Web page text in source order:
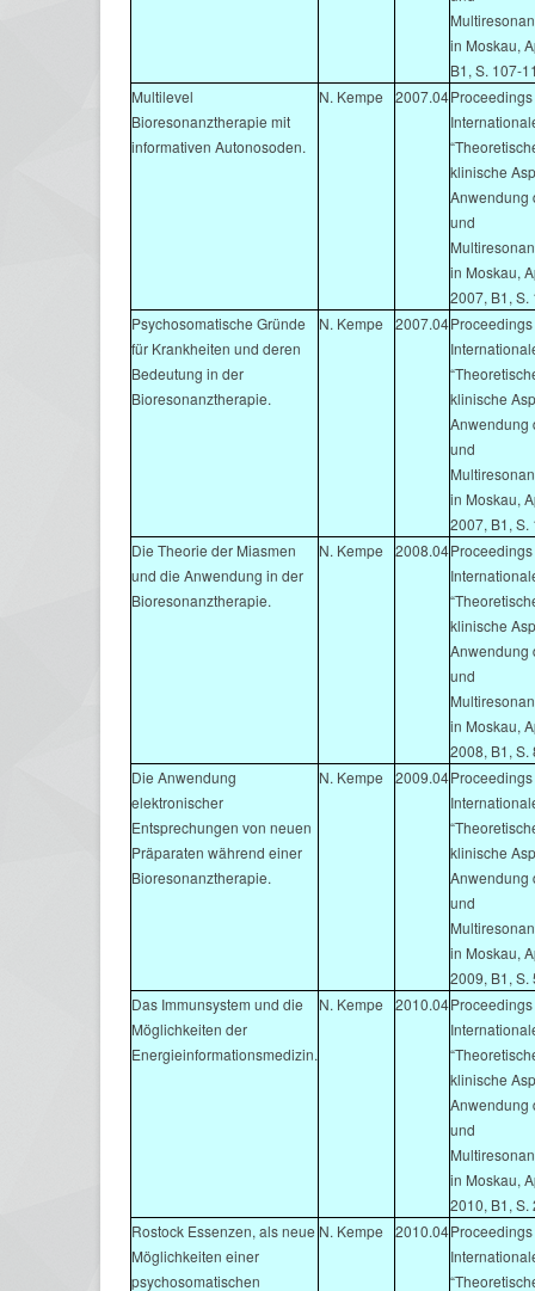
in Moskau,
B1, S. 107-
Multilevel
Bioresonanztherapie mit
informativen Autonosoden.
N. Kempe 2007.04
klinische
Anwendung
und
in Moskau,
2007, B1, S.
Psychosomatische Gründe
für Krankheiten und deren
Bedeutung in der
Bioresonanztherapie.
N. Kempe 2007.04
klinische
Anwendung
und
in Moskau,
2007, B1, S.
Die Theorie der Miasmen
und die Anwendung in der
Bioresonanztherapie.
N. Kempe 2008.04
klinische
Anwendung
und
in Moskau,
2008, B1, S.
Die Anwendung
elektronischer
Entsprechungen von neuen
Präparaten während einer
Bioresonanztherapie.
N. Kempe 2009.04
klinische
Anwendung
und
in Moskau,
2009, B1, S.
Das Immunsystem und die
Möglichkeiten der
Energieinformationsmedizin.
N. Kempe 2010.04
klinische
Anwendung
und
in Moskau,
2010, B1, S.
Rostock Essenzen, als neue
Möglichkeiten einer
psychosomatischen
N. Kempe 2010.04